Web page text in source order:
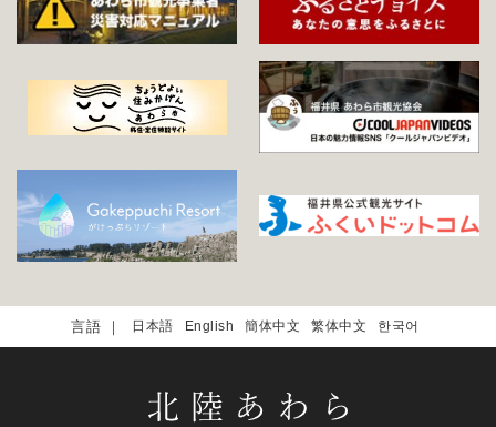
日本語 English 簡体中文 繁体中文 한국어